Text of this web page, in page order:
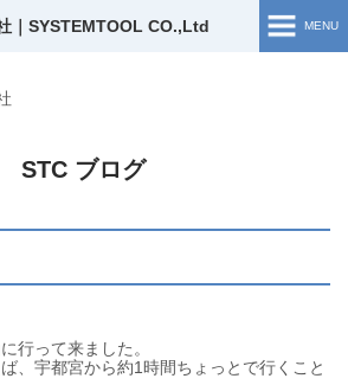
｜SYSTEMTOOL CO.,Ltd MENU
STC ブログ
行って来ました。
、宇都宮から約1時間ちょっとで行くこと